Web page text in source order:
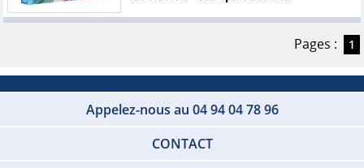
Pages : 1
Appelez-nous au 04 94 04 78 96
CONTACT